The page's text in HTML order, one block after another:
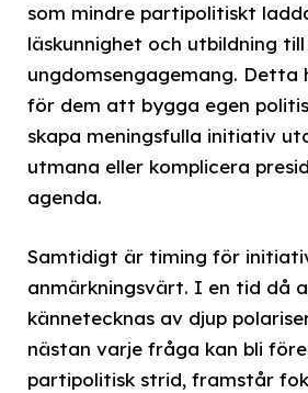
som mindre partipolitiskt
läskunnighet och utbildning
ungdomsengagemang. Detta
för dem att bygga egen
skapa meningsfulla initiativ
utmana eller komplicera
agenda.
Samtidigt är timing för
anmärkningsvärt. I en tid då
kännetecknas av djup
nästan varje fråga kan bli
partipolitisk strid, framstår